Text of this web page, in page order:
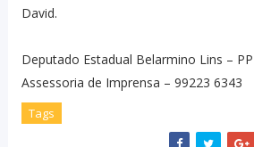
David.
Deputado Estadual Belarmino Lins – PP
Assessoria de Imprensa – 99223 6343
Tags